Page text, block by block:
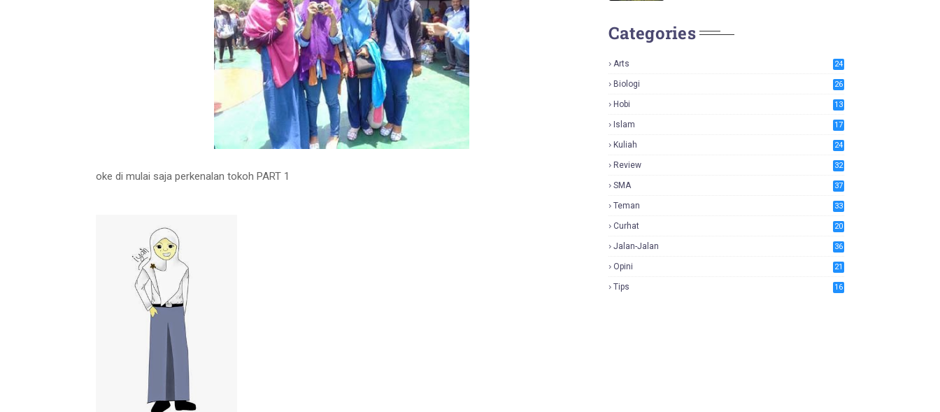
oke di mulai saja perkenalan tokoh PART 1
Categories
Arts 24
Biologi 26
Hobi 13
Islam 17
Kuliah 24
Review 32
SMA 37
Teman 33
Curhat 20
Jalan-Jalan 36
Opini 21
Tips 16